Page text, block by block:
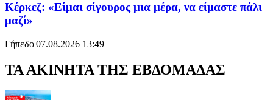
Κέρκεζ: «Είμαι σίγουρος μια μέρα, να είμαστε πάλι
μαζί»
Γήπεδο|07.08.2026 13:49
ΤΑ ΑΚΙΝΗΤΑ ΤΗΣ ΕΒΔΟΜΑΔΑΣ